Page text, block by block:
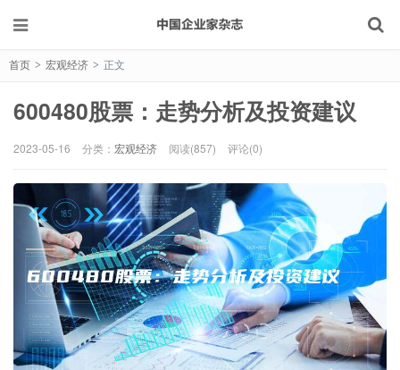
首页 > 宏观经济 > 正文
600480股票：走势分析及投资建议
2023-05-16 分类： 宏观经济 阅读(857) 评论(0)